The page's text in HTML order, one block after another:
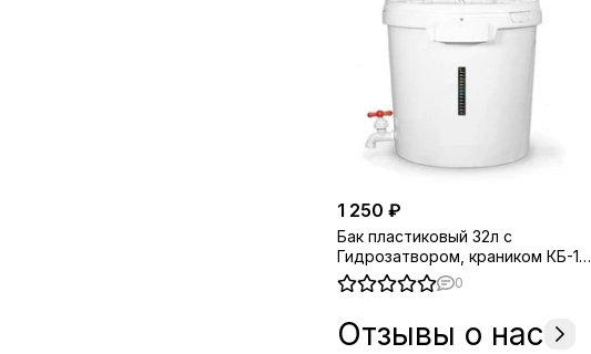
1 250 ₽
Бак пластиковый 32л с
Гидрозатвором, краником КБ-17,
термометром полоской LCD
0
Отзывы о нас